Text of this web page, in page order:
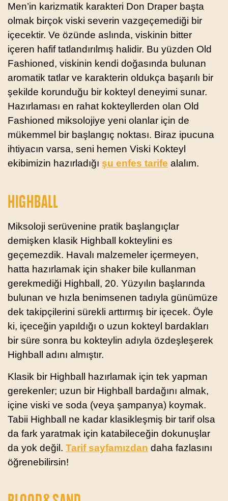
Men’in karizmatik karakteri Don Draper başta
olmak birçok viski severin vazgeçemediği bir
içecektir. Ve özünde aslında, viskinin bitter
içeren hafif tatlandırılmış halidir. Bu yüzden Old
Fashioned, viskinin kendi doğasında bulunan
aromatik tatlar ve karakterin oldukça başarılı bir
şekilde korunduğu bir kokteyl deneyimi sunar.
Hazırlaması en rahat kokteyllerden olan Old
Fashioned miksolojiye yeni olanlar için de
mükemmel bir başlangıç noktası. Biraz ipucuna
ihtiyacın varsa, seni hemen Viski Kokteyl
ekibimizin hazırladığı şu enfes tarife alalım.
HIGHBALL
Miksoloji serüvenine pratik başlangıçlar
demişken klasik Highball kokteylini es
geçemezdik. Havalı malzemeler içermeyen,
hatta hazırlamak için shaker bile kullanman
gerekmediği Highball, 20. Yüzyılın başlarında
bulunan ve hızla benimsenen tadıyla günümüze
dek takipçilerini sürekli arttırmış bir içecek. Öyle
ki, içeceğin yapıldığı o uzun kokteyl bardakları
bir süre sonra bu kokteylin adıyla özdeşleşerek
Highball adını almıştır.
Klasik bir Highball hazırlamak için tek yapman
gerekenler; uzun bir Highball bardağını almak,
içine viski ve soda (veya şampanya) koymak.
Tabii Highball ne kadar klasikleşmiş bir tarif olsa
da fark yaratmak için katabileceğin dokunuşlar
da yok değil. Tarif sayfamızdan daha fazlasını
öğrenebilirsin!